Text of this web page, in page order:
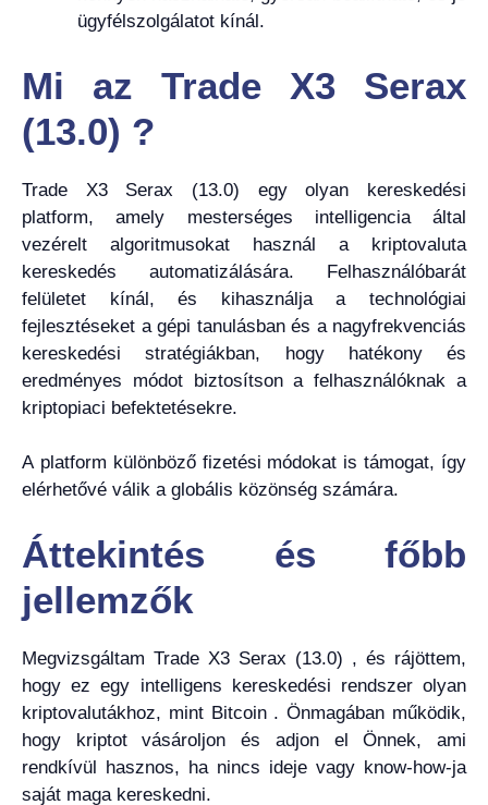
ügyfélszolgálatot kínál.
Mi az Trade X3 Serax
(13.0) ?
Trade X3 Serax (13.0) egy olyan kereskedési
platform, amely mesterséges intelligencia által
vezérelt algoritmusokat használ a kriptovaluta
kereskedés automatizálására. Felhasználóbarát
felületet kínál, és kihasználja a technológiai
fejlesztéseket a gépi tanulásban és a nagyfrekvenciás
kereskedési stratégiákban, hogy hatékony és
eredményes módot biztosítson a felhasználóknak a
kriptopiaci befektetésekre.
A platform különböző fizetési módokat is támogat, így
elérhetővé válik a globális közönség számára.
Áttekintés és főbb
jellemzők
Megvizsgáltam Trade X3 Serax (13.0) , és rájöttem,
hogy ez egy intelligens kereskedési rendszer olyan
kriptovalutákhoz, mint Bitcoin . Önmagában működik,
hogy kriptot vásároljon és adjon el Önnek, ami
rendkívül hasznos, ha nincs ideje vagy know-how-ja
saját maga kereskedni.